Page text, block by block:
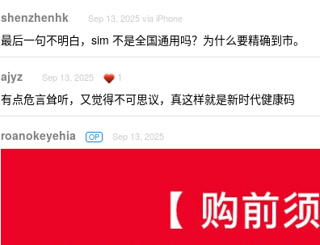
shenzhenhk Sep 13, 2025 via iPhone
最后一句不明白，sim 不是全国通用吗？为什么要精确到市。
ajyz Sep 13, 2025 1
有点危言耸听，又觉得不可思议，真这样就是新时代健康码
roanokeyehia OP Sep 13, 2025